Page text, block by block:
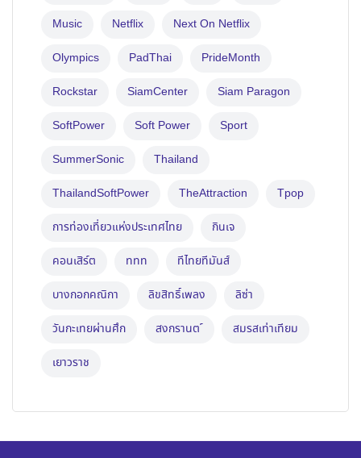
Music Netflix Next On Netflix
Olympics PadThai PrideMonth
Rockstar SiamCenter Siam Paragon
SoftPower Soft Power Sport
SummerSonic Thailand
ThailandSoftPower TheAttraction Tpop
การท่องเที่ยวแห่งประเทศไทย กินเจ
คอนเสิร์ต ททท ทีไทยทีมันส์
บางกอกคณิกา ลิขสิทธิ์เพลง ลิซ่า
วันกะเทยผ่านศึก สงกรานต ์ สมรสเท่าเทียม
เยาวราช